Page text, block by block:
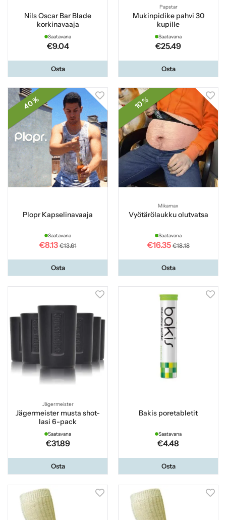
Nils Oscar Bar Blade
korkinavaaja
Saatavana
€9.04
Osta
Papstar
Mukinpidike pahvi 30
kupille
Saatavana
€25.49
Osta
40 %
Plopr Kapselinavaaja
Saatavana
€8.13 €13.61
Osta
10 %
Mikamax
Vyötärölaukku olutvatsa
Saatavana
€16.35 €18.18
Osta
Jägermeister
Jägermeister musta shot-
lasi 6-pack
Saatavana
€31.89
Osta
Bakis poretabletit
Saatavana
€4.48
Osta